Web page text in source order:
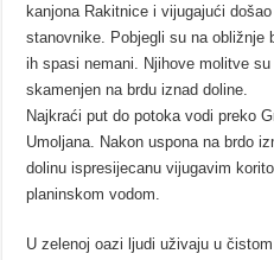
kanjona Rakitnice i vijugajući
stanovnike. Pobjegli su na obližnje
ih spasi nemani. Njihove molitve
skamenjen na brdu iznad doline.
Najkraći put do potoka vodi preko
Umoljana. Nakon uspona na brdo
dolinu ispresijecanu vijugavim
planinskom vodom.
U zelenoj oazi ljudi uživaju u